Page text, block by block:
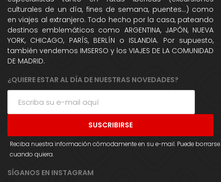
culturales de un día, fines de semana, puentes...) como
en viajes al extranjero. Todo hecho por la casa, pateando
destinos emblemáticos como ARGENTINA, JAPÓN, NUEVA
YORK, CHICAGO, PARÍS, BERLÍN o ISLANDIA. Por supuesto,
también vendemos IMSERSO y los VIAJES DE LA COMUNIDAD
DE MADRID.
¿QUIERE ESTAR AL DÍA DE NUESTRAS NOVEDADES?
Reciba nuestra información cómodamente en su e-mail. Puede borrarse
cuando quiera.
SÍGANOS EN INSTAGRAM